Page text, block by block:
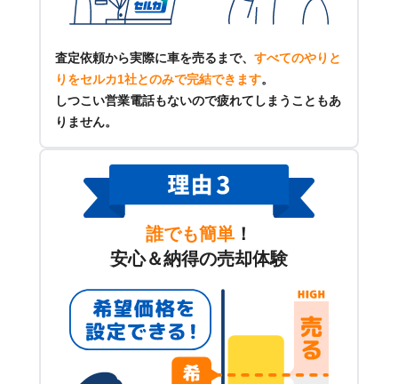
査定依頼から実際に車を売るまで、 すべてのやりと
りをセルカ1社とのみで完結できます。
しつこい営業電話もないので疲れてしまうこともあ
りません。
誰でも簡単 ！
安心＆納得の売却体験